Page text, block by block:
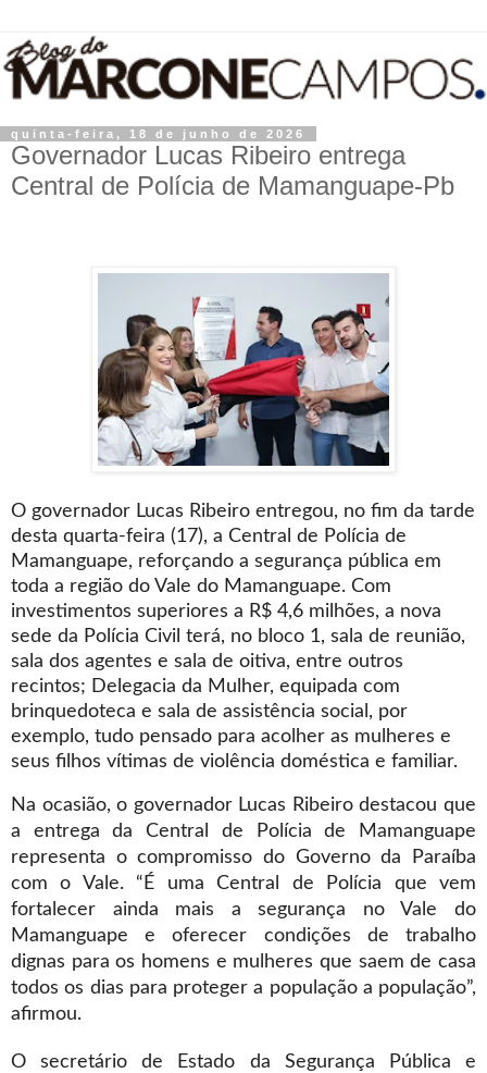
quinta-feira, 18 de junho de 2026
Governador Lucas Ribeiro entrega
Central de Polícia de Mamanguape-Pb
O governador Lucas Ribeiro entregou, no fim da tarde
desta quarta-feira (17), a Central de Polícia de
Mamanguape, reforçando a segurança pública em
toda a região do Vale do Mamanguape. Com
investimentos superiores a R$ 4,6 milhões, a nova
sede da Polícia Civil terá, no bloco 1, sala de reunião,
sala dos agentes e sala de oitiva, entre outros
recintos; Delegacia da Mulher, equipada com
brinquedoteca e sala de assistência social, por
exemplo, tudo pensado para acolher as mulheres e
seus filhos vítimas de violência doméstica e familiar.
Na ocasião, o governador Lucas Ribeiro destacou que
a entrega da Central de Polícia de Mamanguape
representa o compromisso do Governo da Paraíba
com o Vale. “É uma Central de Polícia que vem
fortalecer ainda mais a segurança no Vale do
Mamanguape e oferecer condições de trabalho
dignas para os homens e mulheres que saem de casa
todos os dias para proteger a população a população”,
afirmou.
O secretário de Estado da Segurança Pública e